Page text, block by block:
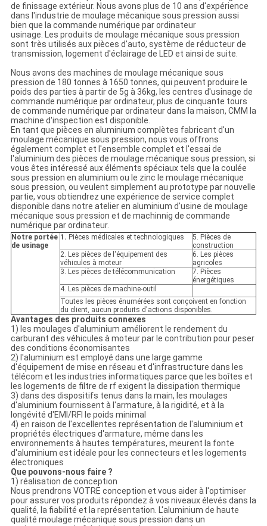
de finissage extérieur. Nous avons plus de 10 ans d'expérience
dans l'industrie de moulage mécanique sous pression aussi
bien que la commande numérique par ordinateur
usinage. Les produits de moulage mécanique sous pression
sont très utilisés aux pièces d'auto, système de réducteur de
transmission, logement d'éclairage de LED et ainsi de suite.
Nous avons des machines de moulage mécanique sous
pression de 180 tonnes à 1650 tonnes, qui peuvent produire le
poids des parties à partir de 5g à 36kg, les centres d'usinage de
commande numérique par ordinateur, plus de cinquante tours
de commande numérique par ordinateur dans la maison, CMM la
machine d'inspection est disponible.
En tant que pièces en aluminium complètes fabricant d'un
moulage mécanique sous pression, nous vous offrons
également complet et l'ensemble complet et l'essai de
l'aluminium des pièces de moulage mécanique sous pression, si
vous êtes intéressé aux éléments spéciaux tels que la coulée
sous pression en aluminium ou le zinc le moulage mécanique
sous pression, ou veulent simplement au prototype par nouvelle
partie, vous obtiendrez une expérience de service complet
disponible dans notre atelier en aluminium d'usine de moulage
mécanique sous pression et de machinnig de commande
numérique par ordinateur.
Notre portée
de usinage
1. Pièces médicales et technologiques
5. Pièces de
construction
2. Les pièces de l'équipement des
véhicules à moteur
6. Les pièces
agricoles
3. Les pièces de télécommunication
7. Pièces
énergétiques
4. Les pièces de machine-outil
Toutes les pièces énumérées sont conçoivent en fonction
du client, aucun produits d'actions disponibles.
Avantages des produits connexes
1) les moulages d'aluminium améliorent le rendement du
carburant des véhicules à moteur par le contribution pour peser
des conditions économisantes
2) l'aluminium est employé dans une large gamme
d'équipement de mise en réseau et d'infrastructure dans les
télécom et les industries informatiques parce que les boîtes et
les logements de filtre de rf exigent la dissipation thermique
3) dans des dispositifs tenus dans la main, les moulages
d'aluminium fournissent à l'armature, à la rigidité, et à la
longévité d'EMI/RFI le poids minimal
4) en raison de l'excellentes représentation de l'aluminium et
propriétés électriques d'armature, même dans les
environnements à hautes températures, meurent la fonte
d'aluminium est idéale pour les connecteurs et les logements
électroniques
Que pouvons-nous faire ?
1) réalisation de conception
Nous prendrons VOTRE conception et vous aider à l'optimiser
pour assurer vos produits répondez à vos niveaux élevés dans la
qualité, la fiabilité et la représentation. L'aluminium de haute
qualité moulage mécanique sous pression dans un